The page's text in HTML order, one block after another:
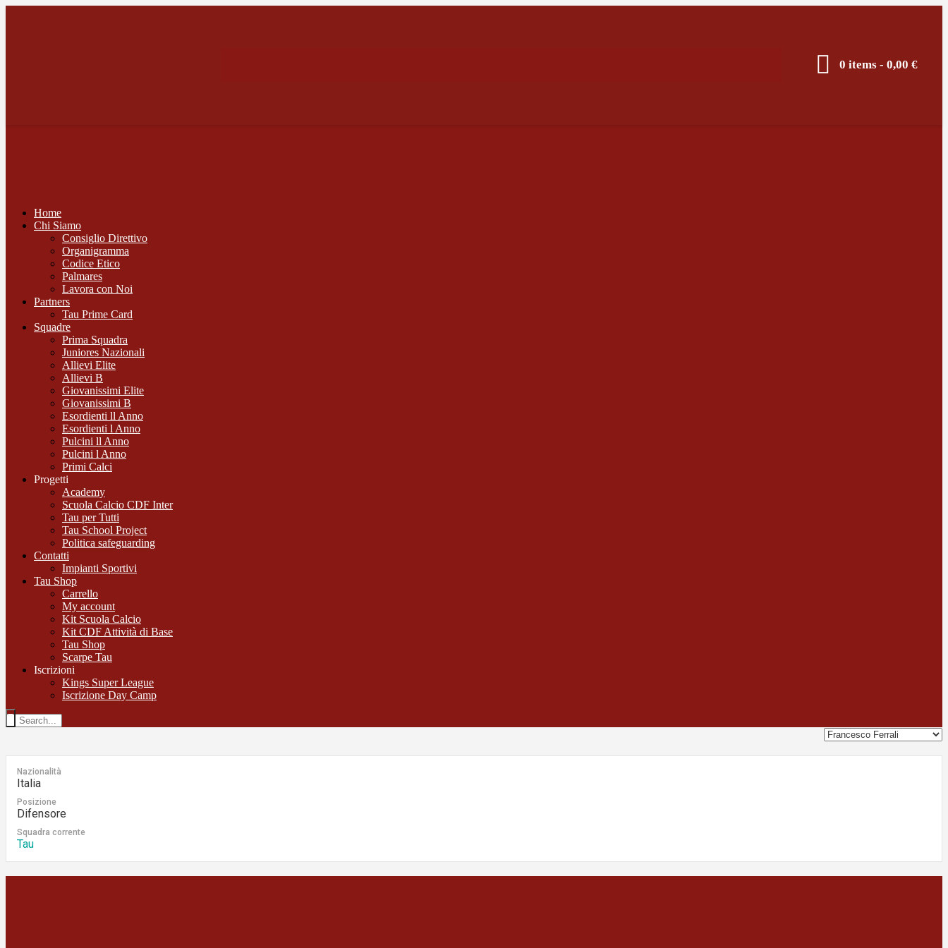
0 items- 0,00 €
Home
Chi Siamo
Consiglio Direttivo
Organigramma
Codice Etico
Palmares
Lavora con Noi
Partners
Tau Prime Card
Squadre
Prima Squadra
Juniores Nazionali
Allievi Elite
Allievi B
Giovanissimi Elite
Giovanissimi B
Esordienti ll Anno
Esordienti l Anno
Pulcini ll Anno
Pulcini l Anno
Primi Calci
Progetti
Academy
Scuola Calcio CDF Inter
Tau per Tutti
Tau School Project
Politica safeguarding
Contatti
Impianti Sportivi
Tau Shop
Carrello
My account
Kit Scuola Calcio
Kit CDF Attività di Base
Tau Shop
Scarpe Tau
Iscrizioni
Kings Super League
Iscrizione Day Camp
Nazionalità
Italia
Posizione
Difensore
Squadra corrente
Tau